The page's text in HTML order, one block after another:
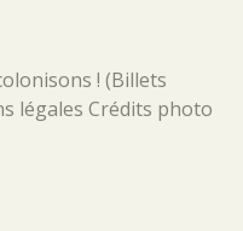
! (Billets
légales Crédits photo